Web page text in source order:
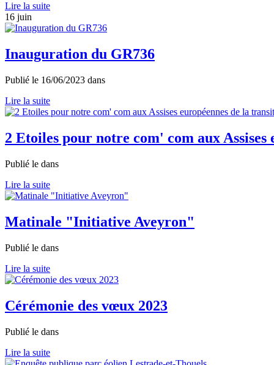
Lire la suite
16 juin
Inauguration du GR736
Publié le 16/06/2023 dans
Lire la suite
2 Etoiles pour notre com' com aux
Publié le dans
Lire la suite
Matinale "Initiative Aveyron"
Publié le dans
Lire la suite
Cérémonie des vœux 2023
Publié le dans
Lire la suite